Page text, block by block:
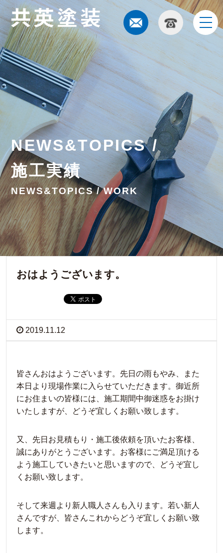
t
o
g
n
v
i
g
a
t
i
o
n
NEWS&TOPICS /
施工実績
NEWS&TOPICS / WORK
おはようございます。
2019.11.12
皆さんおはようございます。先日の雨もやみ、また
本日より現場作業に入らせていただきます。御近所
にお住まいの皆様には、施工期間中御迷惑をお掛け
いたしますが、どうぞ宜しくお願い致します。
又、先日お見積もり・施工後依頼を頂いたお客様、
誠にありがとうございます。お客様にご満足頂ける
よう施工していきたいと思いますので、どうぞ宜し
くお願い致します。
そして来週より新人職人さんも入ります。若い新人
さんですが、皆さんこれからどうぞ宜しくお願い致
します。